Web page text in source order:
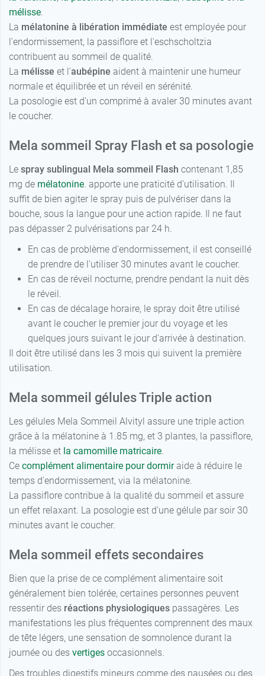
mélisse
La mélatonine à libération immédiate est employée pour
l'endormissement, la passiflore et l'eschscholtzia
contribuent au sommeil de qualité.
La mélisse et l'aubépine aident à maintenir une humeur
normale et équilibrée et un réveil en sérénité.
La posologie est d'un comprimé à avaler 30 minutes avant
le coucher.
Mela sommeil Spray Flash et sa posologie
Le spray sublingual Mela sommeil Flash contenant 1,85
mg de mélatonine . apporte une praticité d'utilisation. Il
suffit de bien agiter le spray puis de pulvériser dans la
bouche, sous la langue pour une action rapide. Il ne faut
pas dépasser 2 pulvérisations par 24 h.
En cas de problème d'endormissement, il est conseillé
de prendre de l'utiliser 30 minutes avant le coucher.
En cas de réveil nocturne, prendre pendant la nuit dès
le réveil.
En cas de décalage horaire, le spray doit être utilisé
avant le coucher le premier jour du voyage et les
quelques jours suivant le jour d'arrivée à destination.
Il doit être utilisé dans les 3 mois qui suivent la première
utilisation.
Mela sommeil gélules Triple action
Les gélules Mela Sommeil Alvityl assure une triple action
grâce à la mélatonine à 1.85 mg, et 3 plantes, la passiflore,
la mélisse et la camomille matricaire
Ce complément alimentaire pour dormiraide à réduire le
temps d'endormissement, via la mélatonine.
La passiflore contribue à la qualité du sommeil et assure
un effet relaxant. La posologie est d'une gélule par soir 30
minutes avant le coucher.
Mela sommeil effets secondaires
Bien que la prise de ce complément alimentaire soit
généralement bien tolérée, certaines personnes peuvent
ressentir des réactions physiologiques passagères. Les
manifestations les plus fréquentes comprennent des maux
de tête légers, une sensation de somnolence durant la
journée ou des vertiges occasionnels.
Des troubles digestifs mineurs comme des nausées ou des